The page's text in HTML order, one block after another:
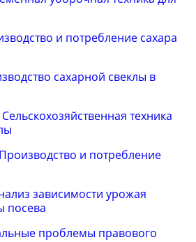
и потребление сахара
сахарной свеклы в
Сельскохозяйственная техника
Производство и потребление
зависимости урожая
посева
проблемы правового